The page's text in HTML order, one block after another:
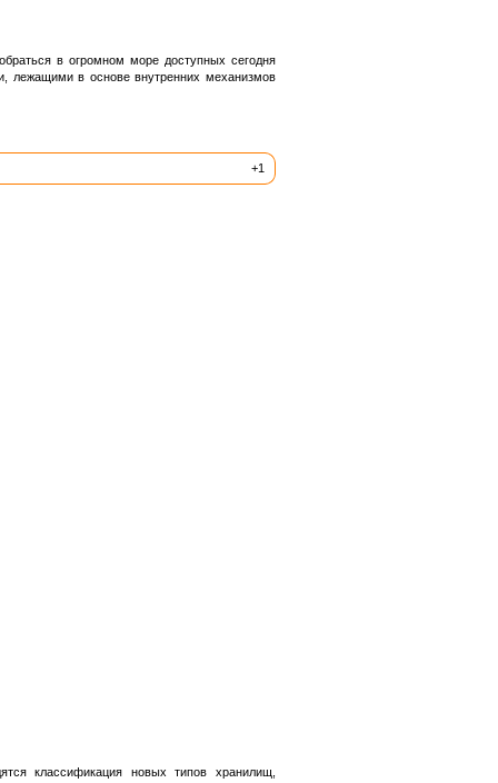
в огромном море доступных сегодня
лежащими в основе внутренних механизмов
+1
классификация новых типов хранилищ,